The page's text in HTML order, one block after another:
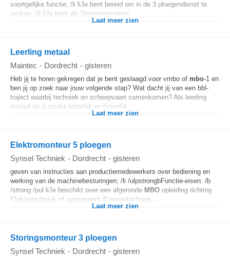
soortgelijke functie; /li liJe bent bereid om in de 3 ploegendienst te
werken; /li liJe bent als Storingsmonteur...
Laat meer zien
Leerling metaal
Maintec - Dordrecht - gisteren
Heb jij te horen gekregen dat je bent geslaagd voor vmbo of mbo-1 en
ben jij op zoek naar jouw volgende stap? Wat dacht jij van een bbl-
traject waarbij techniek en scheepvaart samenkomen? Als leerling
metaal ga jij straks letterlijk en figuurlijk...
Laat meer zien
Elektromonteur 5 ploegen
Synsel Techniek - Dordrecht - gisteren
geven van instructies aan productiemedewerkers over bediening en
werking van de machinebesturingen; /li /ulpstrongbFunctie-eisen: /b
/strong /pul liJe beschikt over een afgeronde MBO opleiding richting
Elektrotechniek of aanverwant (Energietechniek...
Laat meer zien
Storingsmonteur 3 ploegen
Synsel Techniek - Dordrecht - gisteren